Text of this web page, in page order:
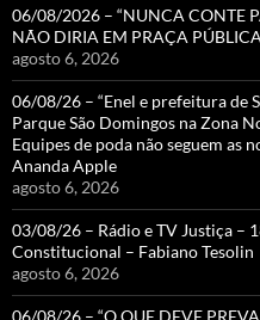
06/08/2026 – “NUNCA CONTE
NÃO DIRIA EM PRAÇA
agosto 6, 2026
06/08/26 – “Enel e prefeitura de
Parque São Domingos na Zona
Equipes de poda não seguem as
Ananda Apple
agosto 6, 2026
03/08/26 – Rádio e TV Justiça –
Constitucional – Fabiano Tesolin
agosto 6, 2026
06/08/26 – “O QUE DEVE